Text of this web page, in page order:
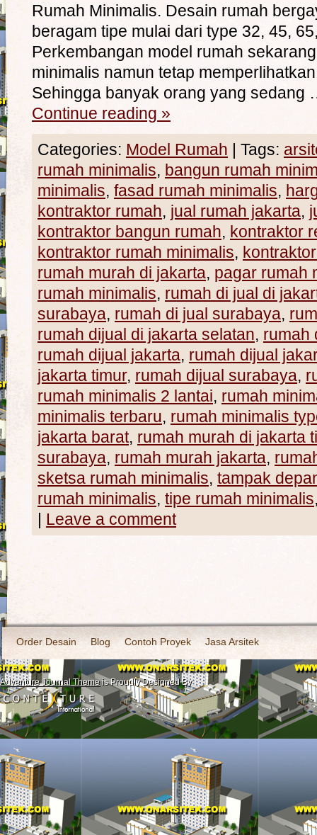
Rumah Minimalis. Desain rumah
beragam tipe mulai dari type 32, 45,
Perkembangan model rumah
minimalis namun tetap
Sehingga banyak orang yang sedang
Continue reading »
Categories: Model Rumah | Tags:
rumah minimalis, bangun rumah
minimalis, fasad rumah minimalis,
kontraktor rumah, jual rumah jakarta,
kontraktor bangun rumah, kontraktor
kontraktor rumah minimalis,
rumah murah di jakarta, pagar rumah
rumah minimalis, rumah di jual di
surabaya, rumah di jual surabaya,
rumah dijual di jakarta selatan, rumah
rumah dijual jakarta, rumah dijual
jakarta timur, rumah dijual surabaya,
rumah minimalis 2 lantai, rumah
minimalis terbaru, rumah minimalis
jakarta barat, rumah murah di jakarta
surabaya, rumah murah jakarta,
sketsa rumah minimalis, tampak
rumah minimalis, tipe rumah minimalis
| Leave a comment
Order Desain Blog Contoh Proyek Jasa Arsitek
Adventure Journal Themeis Proudly Designed By